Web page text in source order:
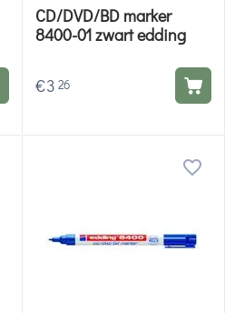
CD/DVD/BD marker
8400-01 zwart edding
€3 26